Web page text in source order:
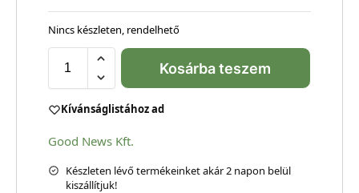
Nincs készleten, rendelhető
Kosárba teszem
Kívánságlistához ad
Good News Kft.
Készleten lévő termékeinket akár 2 napon belül
kiszállítjuk!